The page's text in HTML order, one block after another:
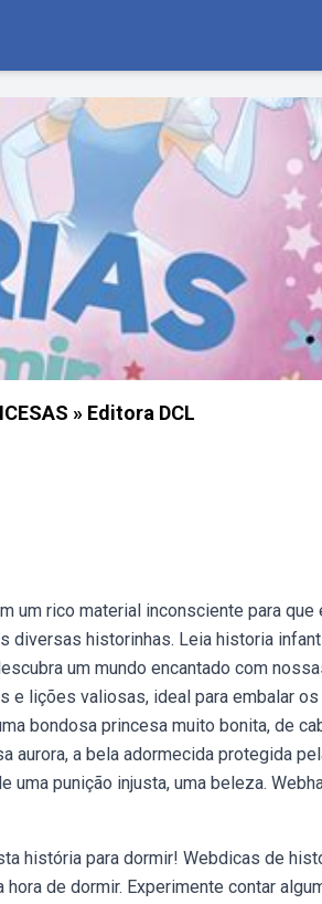
» Editora DCL
um rico material inconsciente para que
diversas historinhas. Leia historia
um mundo encantado com
e lições valiosas, ideal para embalar os
bondosa princesa muito bonita, de
aurora, a bela adormecida protegida
punição injusta, uma beleza.
história para dormir! Webdicas de
de dormir. Experimente contar